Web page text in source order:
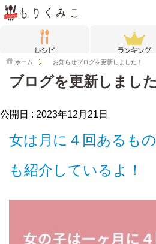
ホーム お知らせブログを更新しました！
ブログを更新しました
公開日 : 2023年12月21日
女は月に４回あるも
も紹介しているよ！